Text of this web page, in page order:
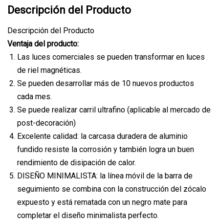
Descripción del Producto
Descripción del Producto
Ventaja del producto:
Las luces comerciales se pueden transformar en luces
de riel magnéticas.
Se pueden desarrollar más de 10 nuevos productos
cada mes.
Se puede realizar carril ultrafino (aplicable al mercado de
post-decoración)
Excelente calidad: la carcasa duradera de aluminio
fundido resiste la corrosión y también logra un buen
rendimiento de disipación de calor.
DISEÑO MINIMALISTA: la línea móvil de la barra de
seguimiento se combina con la construcción del zócalo
expuesto y está rematada con un negro mate para
completar el diseño minimalista perfecto.